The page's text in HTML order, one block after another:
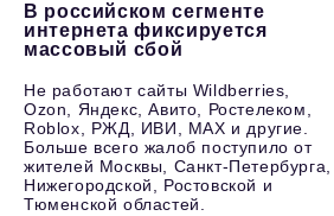
В российском сегменте
интернета фиксируется
массовый сбой
Не работают сайты Wildberries,
Ozon, Яндекс, Авито, Ростелеком,
Roblox, РЖД, ИВИ, MAX и другие.
Больше всего жалоб поступило от
жителей Москвы, Санкт-Петербурга,
Нижегородской, Ростовской и
Тюменской областей.